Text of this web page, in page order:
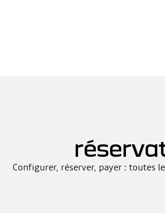
Configurer, réserver, payer : toutes